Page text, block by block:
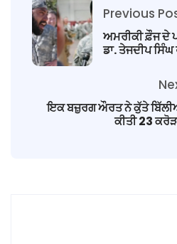
Previous
ਅਮਰੀਕੀ ਫ਼ੌਜ ਦੇ
ਡਾ. ਤੇਜਦੀਪ
ਇਕ ਬਜ਼ੁਰਗ ਔਰਤ ਨੇ ਕੁੱਤੇ
ਕੀਤੀ 23